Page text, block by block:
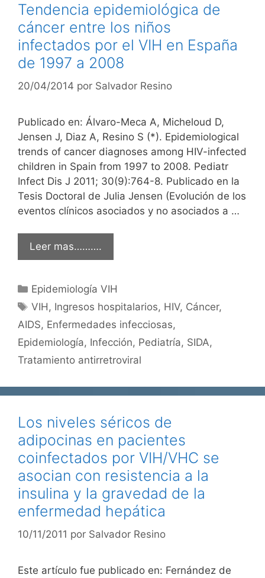
Tendencia epidemiológica de
cáncer entre los niños
infectados por el VIH en España
de 1997 a 2008
20/04/2014 por Salvador Resino
Publicado en: Álvaro-Meca A, Micheloud D,
Jensen J, Diaz A, Resino S (*). Epidemiological
trends of cancer diagnoses among HIV-infected
children in Spain from 1997 to 2008. Pediatr
Infect Dis J 2011; 30(9):764-8. Publicado en la
Tesis Doctoral de Julia Jensen (Evolución de los
eventos clínicos asociados y no asociados a …
Leer mas……….
Categorías
Epidemiología VIH
Etiquetas
VIH, Ingresos hospitalarios, HIV, Cáncer,
AIDS, Enfermedades infecciosas,
Epidemiología, Infección, Pediatría, SIDA,
Tratamiento antirretroviral
Los niveles séricos de
adipocinas en pacientes
coinfectados por VIH/VHC se
asocian con resistencia a la
insulina y la gravedad de la
enfermedad hepática
10/11/2011 por Salvador Resino
Este artículo fue publicado en: Fernández de